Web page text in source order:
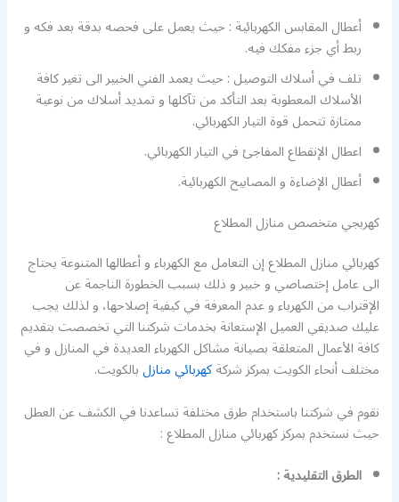
أعطال المقابس الكهربائية : حيث يعمل على فحصه بدقة بعد فكه و
ربط أي جزء مفكك فيه.
تلف في أسلاك التوصيل : حيث يعمد الفني الخبير الى تغير كافة
الأسلاك المعطوبة بعد التأكد من تآكلها و تمديد أسلاك من نوعية
ممتازة تتحمل قوة التيار الكهربائي.
اعطال الإنقطاع المفاجئ في التيار الكهربائي.
أعطال الإضاءة و المصابيح الكهربائية.
كهربجي متخصص منازل المطلاع
كهربائي منازل المطلاع إن التعامل مع الكهرباء و أعطالها المتنوعة يحتاج
الى عامل إختصاصي و خبير و ذلك بسبب الخطورة الناجمة عن
الإقتراب من الكهرباء و عدم المعرفة في كيفية إصلاحها، و لذلك يجب
عليك صديقي العميل الإستعانة بخدمات شركتنا التي تخصصت بتقديم
كافة الأعمال المتعلقة بصيانة مشاكل الكهرباء العديدة في المنازل و في
مختلف أنحاء الكويت بمركز شركةكهربائي منازلبالكويت.
نقوم في شركتنا باستخدام طرق مختلفة تساعدنا في الكشف عن العطل
حيث نستخدم بمركز كهربائي منازل المطلاع :
الطرق التقليدية :